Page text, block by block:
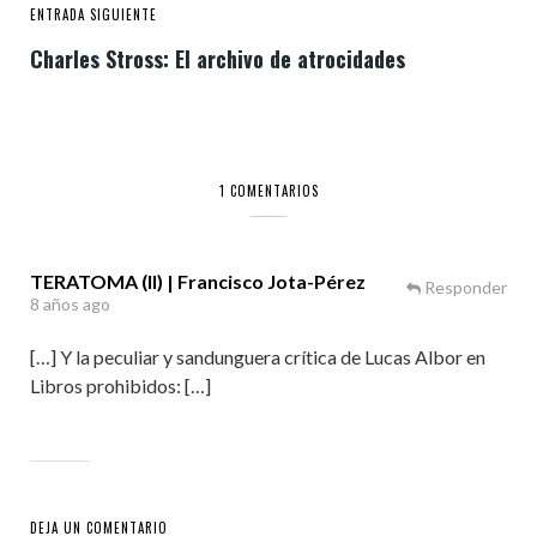
ENTRADA SIGUIENTE
Charles Stross: El archivo de atrocidades
1 COMENTARIOS
TERATOMA (II) | Francisco Jota-Pérez
8 años ago
[…] Y la peculiar y sandunguera crítica de Lucas Albor en
Libros prohibidos: […]
Responder
DEJA UN COMENTARIO